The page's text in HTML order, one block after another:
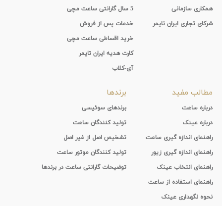
همکاری سازمانی
شرکای تجاری ایران تایمر
5 سال گارانتی ساعت مچی
خدمات پس از فروش
خرید اقساطی ساعت مچی
کارت هدیه ایران تایمر
آی-کلاب
مطالب مفید
درباره ساعت
درباره عینک
راهنمای اندازه گیری ساعت
راهنمای اندازه گیری زیور
راهنمای انتخاب عینک
راهنمای استفاده از ساعت
نحوه نگهداری عینک
برندها
برندهای سوئیسی
تولید کنندگان ساعت
تشخیص اصل از غیر اصل
تولید کنندگان موتور ساعت
توضیحات گارانتی ساعت در برندها